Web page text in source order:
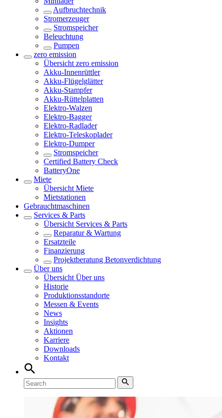
Aufbruchtechnik
Stromerzeuger
Stromspeicher
Beleuchtung
Pumpen
zero emission
Übersicht zero emission
Akku-Innenrüttler
Akku-Flügelglätter
Akku-Stampfer
Akku-Rüttelplatten
Elektro-Walzen
Elektro-Bagger
Elektro-Radlader
Elektro-Teleskoplader
Elektro-Dumper
Stromspeicher
Certified Battery Check
BatteryOne
Miete
Übersicht Miete
Mietstationen
Gebrauchtmaschinen
Services & Parts
Übersicht Services & Parts
Reparatur & Wartung
Ersatzteile
Finanzierung
Projektberatung Betonverdichtung
Über uns
Übersicht Über uns
Historie
Produktionsstandorte
Messen & Events
News
Insights
Aktionen
Karriere
Downloads
Kontakt